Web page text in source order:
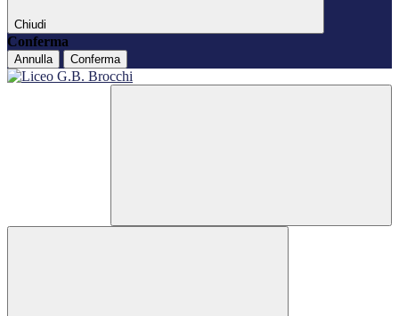
Chiudi
Conferma
Annulla Conferma